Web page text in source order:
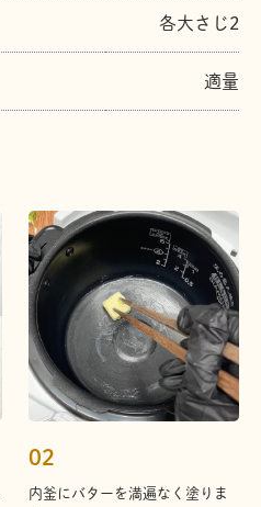
02
内釜にバターを満遍なく塗りま
各大さじ2
適量